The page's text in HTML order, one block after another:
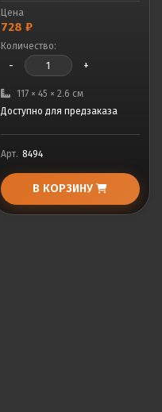
Цена
728 ₽
Количество:
- +
117 × 45 × 2.6 см
Доступно для предзаказа
Арт. 8494
В КОРЗИНУ